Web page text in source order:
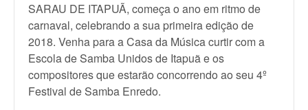
SARAU DE ITAPUÃ, começa o ano em ritmo de
carnaval, celebrando a sua primeira edição de
2018. Venha para a Casa da Música curtir com a
Escola de Samba Unidos de Itapuã e os
compositores que estarão concorrendo ao seu 4º
Festival de Samba Enredo.